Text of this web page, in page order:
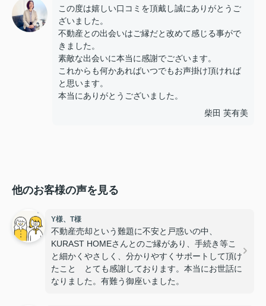
この度は嬉しい口コミを頂戴し誠にありがとうご
ざいました。
不動産との出会いはご縁だと改めて感じる事がで
きました。
素敵な出会いに本当に感謝でございます。
これからも何かあればいつでもお声掛け頂ければ
と思います。
本当にありがとうございました。
柴田 芙有美
他のお客様の声を見る
Y様、T様
不動産売却という難題に不安と戸惑いの中、
KURAST HOMEさんとのご縁があり、手続き等こ
と細かくやさしく、分かりやすくサポートして頂け
たこと とても感謝しております。本当にお世話に
なりました。有難う御座いました。